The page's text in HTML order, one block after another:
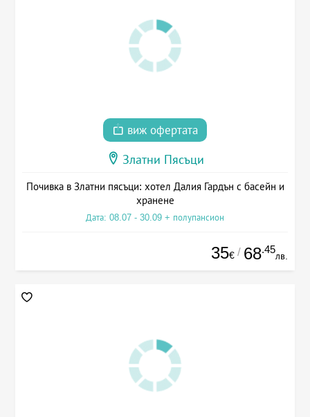
виж офертата
Златни Пясъци
Почивка в Златни пясъци: хотел Далия Гардън с басейн и
хранене
Дата: 08.07 - 30.09 + полупансион
35€ / 68.45
лв.